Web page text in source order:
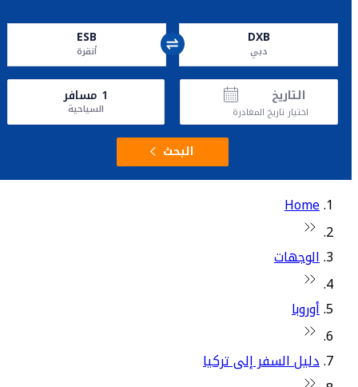
DXB
دبي
ESB
أنقرة
التاريخ
اختيار تاريخ المغادرة
1 مسافر
السياحية
البحث
Home
الوجهات
أوروبا
دليل السفر إلى تركيا